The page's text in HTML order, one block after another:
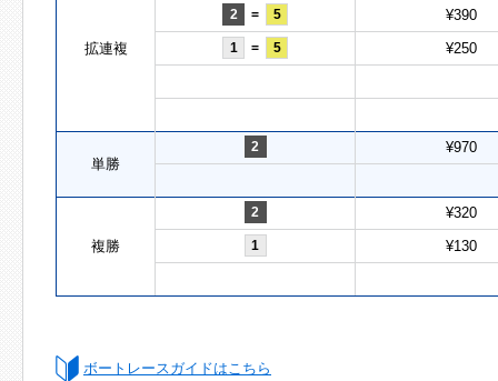
拡連複
2 = 5 ¥390
1 = 5 ¥250
単勝
2 ¥970
複勝
2 ¥320
1 ¥130
ボートレースガイドはこちら